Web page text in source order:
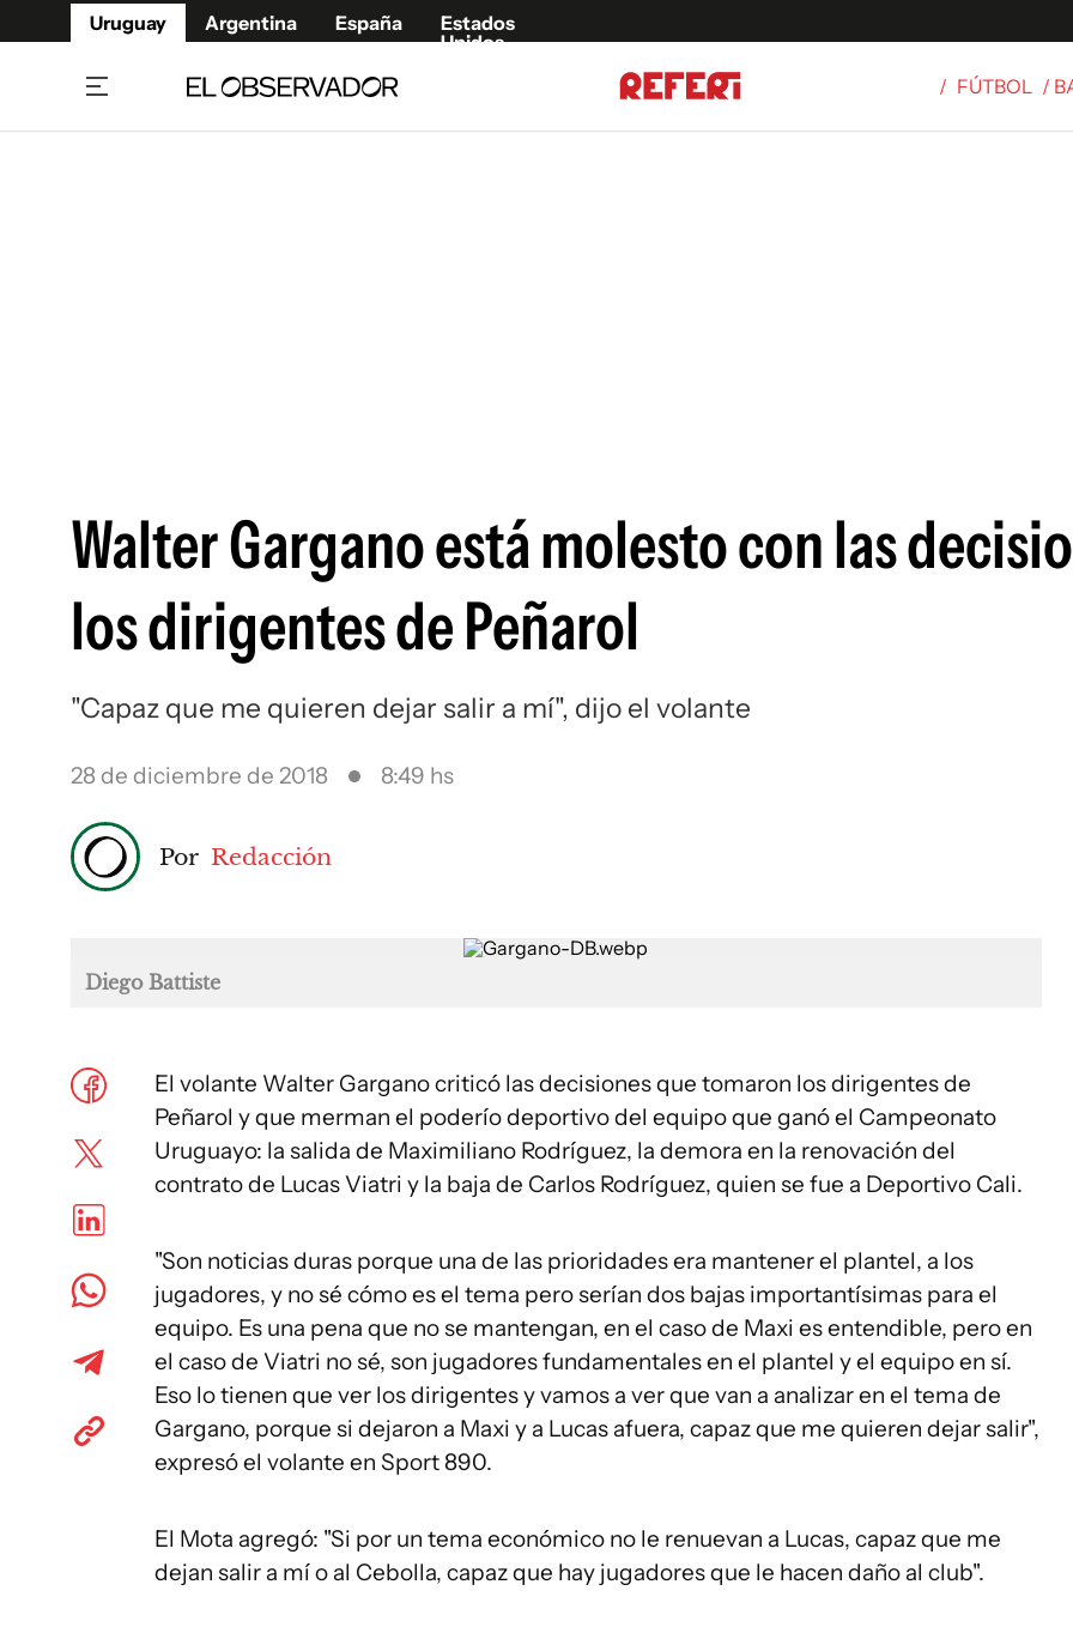
Uruguay Argentina España
Estados
Unidos
/ FÚTBOL /
Walter Gargano está molesto con las
los dirigentes de Peñarol
"Capaz que me quieren dejar salir a mí", dijo el volante
28 de diciembre de 2018 8:49 hs
Por Redacción
Diego Battiste
El volante Walter Gargano criticó las decisiones que tomaron los dirigentes de
Peñarol y que merman el poderío deportivo del equipo que ganó el Campeonato
Uruguayo: la salida de Maximiliano Rodríguez, la demora en la renovación del
contrato de Lucas Viatri y la baja de Carlos Rodríguez, quien se fue a Deportivo Cali.
"Son noticias duras porque una de las prioridades era mantener el plantel, a los
jugadores, y no sé cómo es el tema pero serían dos bajas importantísimas para el
equipo. Es una pena que no se mantengan, en el caso de Maxi es entendible, pero en
el caso de Viatri no sé, son jugadores fundamentales en el plantel y el equipo en sí.
Eso lo tienen que ver los dirigentes y vamos a ver que van a analizar en el tema de
Gargano, porque si dejaron a Maxi y a Lucas afuera, capaz que me quieren dejar salir",
expresó el volante en Sport 890.
El Mota agregó: "Si por un tema económico no le renuevan a Lucas, capaz que me
dejan salir a mí o al Cebolla, capaz que hay jugadores que le hacen daño al club".